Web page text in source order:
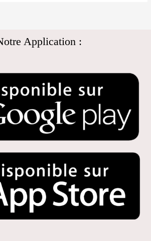
Application :